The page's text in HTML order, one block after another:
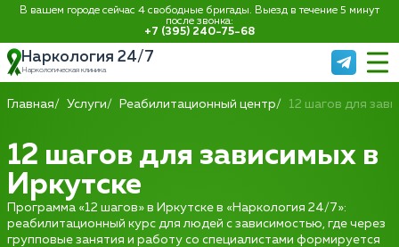
В вашем городе сейчас 4 свободные бригады. Выезд в течение 5 минут
после звонка:
+7 (395) 240-75-68
Наркология 24/7
Наркологическая клиника
Главная Услуги Реабилитационный центр 12 шагов для
12 шагов для зависимых в
Иркутске
Программа «12 шагов» в Иркутске в «Наркология 24/7»:
реабилитационный курс для людей с зависимостью, где через
групповые занятия и работу со специалистами формируется